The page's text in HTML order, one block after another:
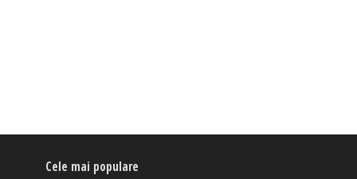
Cele mai populare